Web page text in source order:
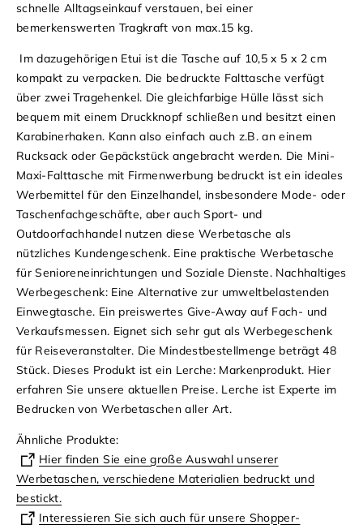
schnelle Alltagseinkauf verstauen, bei einer
bemerkenswerten Tragkraft von max.15 kg.
Im dazugehörigen Etui ist die Tasche auf 10,5 x 5 x 2 cm
kompakt zu verpacken. Die bedruckte Falttasche verfügt
über zwei Tragehenkel. Die gleichfarbige Hülle lässt sich
bequem mit einem Druckknopf schließen und besitzt einen
Karabinerhaken. Kann also einfach auch z.B. an einem
Rucksack oder Gepäckstück angebracht werden. Die Mini-
Maxi-Falttasche mit Firmenwerbung bedruckt ist ein ideales
Werbemittel für den Einzelhandel, insbesondere Mode- oder
Taschenfachgeschäfte, aber auch Sport- und
Outdoorfachhandel nutzen diese Werbetasche als
nützliches Kundengeschenk. Eine praktische Werbetasche
für Senioreneinrichtungen und Soziale Dienste. Nachhaltiges
Werbegeschenk: Eine Alternative zur umweltbelastenden
Einwegtasche. Ein preiswertes Give-Away auf Fach- und
Verkaufsmessen. Eignet sich sehr gut als Werbegeschenk
für Reiseveranstalter. Die Mindestbestellmenge beträgt 48
Stück. Dieses Produkt ist ein Lerche: Markenprodukt. Hier
erfahren Sie unsere aktuellen Preise.Lerche ist Experte im
Bedrucken von Werbetaschen aller Art.
Ähnliche Produkte:
Hier finden Sie eine große Auswahl unserer
Werbetaschen, verschiedene Materialien bedruckt und
bestickt.
Interessieren Sie sich auch für unsere Shopper-